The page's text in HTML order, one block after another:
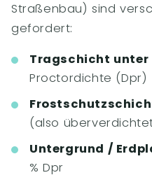
Straßenbau) sind
gefordert:
Tragschicht unter
Proctordichte (Dpr)
(also
Untergrund /
% Dpr